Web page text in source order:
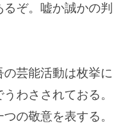
るぞ。嘘か誠かの判
芸能活動は枚挙に
わさされておる。
の敬意を表する。